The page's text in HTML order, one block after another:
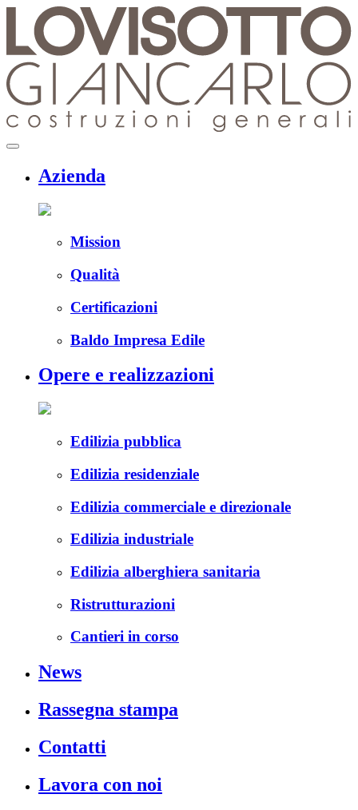
content
menu
Azienda
Mission
Qualità
Certificazioni
Baldo Impresa Edile
Opere e realizzazioni
Edilizia pubblica
Edilizia residenziale
Edilizia commerciale e direzionale
Edilizia industriale
Edilizia alberghiera sanitaria
Ristrutturazioni
Cantieri in corso
News
Rassegna stampa
Contatti
Lavora con noi